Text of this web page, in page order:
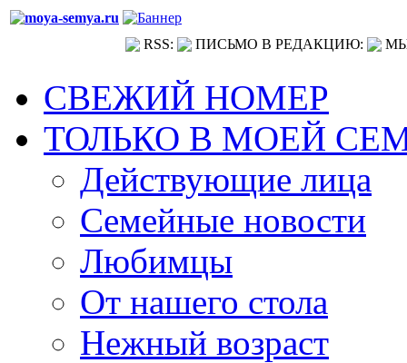
RSS: ПИСЬМО В РЕДАКЦИЮ:
СВЕЖИЙ НОМЕР
ТОЛЬКО В МОЕЙ
Действующие лица
Семейные новости
Любимцы
От нашего стола
Нежный возраст